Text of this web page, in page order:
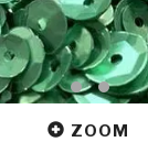
ZOOM